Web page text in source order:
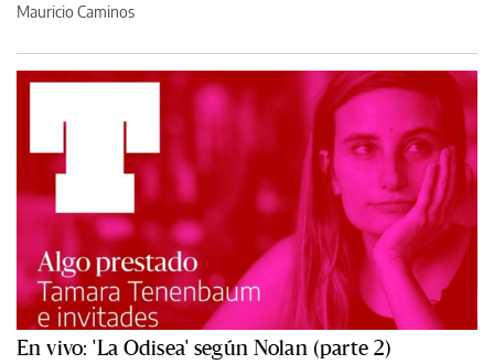
Mauricio Caminos
En vivo: 'La Odisea' según Nolan (parte 2)